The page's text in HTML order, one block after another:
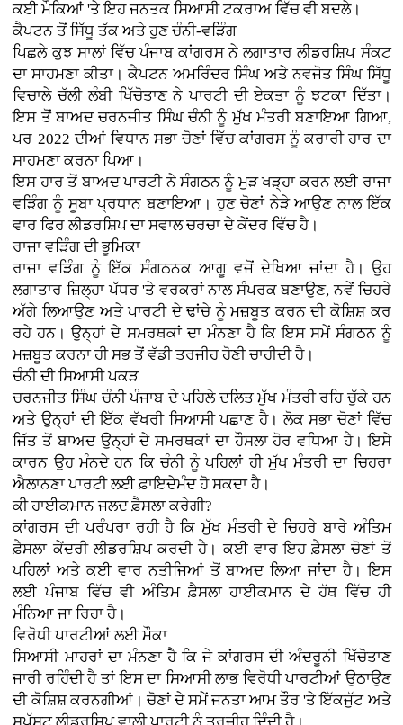
ਕਈ ਮੌਕਿਆਂ 'ਤੇ ਇਹ ਜਨਤਕ ਸਿਆਸੀ ਟਕਰਾਅ ਵਿੱਚ ਵੀ ਬਦਲੇ।
ਕੈਪਟਨ ਤੋਂ ਸਿੱਧੂ ਤੱਕ ਅਤੇ ਹੁਣ ਚੰਨੀ-ਵੜਿੰਗ
ਪਿਛਲੇ ਕੁਝ ਸਾਲਾਂ ਵਿੱਚ ਪੰਜਾਬ ਕਾਂਗਰਸ ਨੇ ਲਗਾਤਾਰ ਲੀਡਰਸ਼ਿਪ ਸੰਕਟ
ਦਾ ਸਾਹਮਣਾ ਕੀਤਾ। ਕੈਪਟਨ ਅਮਰਿੰਦਰ ਸਿੰਘ ਅਤੇ ਨਵਜੋਤ ਸਿੰਘ ਸਿੱਧੂ
ਵਿਚਾਲੇ ਚੱਲੀ ਲੰਬੀ ਖਿੱਚੋਤਾਣ ਨੇ ਪਾਰਟੀ ਦੀ ਏਕਤਾ ਨੂੰ ਝਟਕਾ ਦਿੱਤਾ।
ਇਸ ਤੋਂ ਬਾਅਦ ਚਰਨਜੀਤ ਸਿੰਘ ਚੰਨੀ ਨੂੰ ਮੁੱਖ ਮੰਤਰੀ ਬਣਾਇਆ ਗਿਆ,
ਪਰ 2022 ਦੀਆਂ ਵਿਧਾਨ ਸਭਾ ਚੋਣਾਂ ਵਿੱਚ ਕਾਂਗਰਸ ਨੂੰ ਕਰਾਰੀ ਹਾਰ ਦਾ
ਸਾਹਮਣਾ ਕਰਨਾ ਪਿਆ।
ਇਸ ਹਾਰ ਤੋਂ ਬਾਅਦ ਪਾਰਟੀ ਨੇ ਸੰਗਠਨ ਨੂੰ ਮੁੜ ਖੜ੍ਹਾ ਕਰਨ ਲਈ ਰਾਜਾ
ਵੜਿੰਗ ਨੂੰ ਸੂਬਾ ਪ੍ਰਧਾਨ ਬਣਾਇਆ। ਹੁਣ ਚੋਣਾਂ ਨੇੜੇ ਆਉਣ ਨਾਲ ਇੱਕ
ਵਾਰ ਫਿਰ ਲੀਡਰਸ਼ਿਪ ਦਾ ਸਵਾਲ ਚਰਚਾ ਦੇ ਕੇਂਦਰ ਵਿੱਚ ਹੈ।
ਰਾਜਾ ਵੜਿੰਗ ਦੀ ਭੂਮਿਕਾ
ਰਾਜਾ ਵੜਿੰਗ ਨੂੰ ਇੱਕ ਸੰਗਠਨਕ ਆਗੂ ਵਜੋਂ ਦੇਖਿਆ ਜਾਂਦਾ ਹੈ। ਉਹ
ਲਗਾਤਾਰ ਜ਼ਿਲ੍ਹਾ ਪੱਧਰ 'ਤੇ ਵਰਕਰਾਂ ਨਾਲ ਸੰਪਰਕ ਬਣਾਉਣ, ਨਵੇਂ ਚਿਹਰੇ
ਅੱਗੇ ਲਿਆਉਣ ਅਤੇ ਪਾਰਟੀ ਦੇ ਢਾਂਚੇ ਨੂੰ ਮਜ਼ਬੂਤ ਕਰਨ ਦੀ ਕੋਸ਼ਿਸ਼ ਕਰ
ਰਹੇ ਹਨ। ਉਨ੍ਹਾਂ ਦੇ ਸਮਰਥਕਾਂ ਦਾ ਮੰਨਣਾ ਹੈ ਕਿ ਇਸ ਸਮੇਂ ਸੰਗਠਨ ਨੂੰ
ਮਜ਼ਬੂਤ ਕਰਨਾ ਹੀ ਸਭ ਤੋਂ ਵੱਡੀ ਤਰਜੀਹ ਹੋਣੀ ਚਾਹੀਦੀ ਹੈ।
ਚੰਨੀ ਦੀ ਸਿਆਸੀ ਪਕੜ
ਚਰਨਜੀਤ ਸਿੰਘ ਚੰਨੀ ਪੰਜਾਬ ਦੇ ਪਹਿਲੇ ਦਲਿਤ ਮੁੱਖ ਮੰਤਰੀ ਰਹਿ ਚੁੱਕੇ ਹਨ
ਅਤੇ ਉਨ੍ਹਾਂ ਦੀ ਇੱਕ ਵੱਖਰੀ ਸਿਆਸੀ ਪਛਾਣ ਹੈ। ਲੋਕ ਸਭਾ ਚੋਣਾਂ ਵਿੱਚ
ਜਿੱਤ ਤੋਂ ਬਾਅਦ ਉਨ੍ਹਾਂ ਦੇ ਸਮਰਥਕਾਂ ਦਾ ਹੌਸਲਾ ਹੋਰ ਵਧਿਆ ਹੈ। ਇਸੇ
ਕਾਰਨ ਉਹ ਮੰਨਦੇ ਹਨ ਕਿ ਚੰਨੀ ਨੂੰ ਪਹਿਲਾਂ ਹੀ ਮੁੱਖ ਮੰਤਰੀ ਦਾ ਚਿਹਰਾ
ਐਲਾਨਣਾ ਪਾਰਟੀ ਲਈ ਫ਼ਾਇਦੇਮੰਦ ਹੋ ਸਕਦਾ ਹੈ।
ਕੀ ਹਾਈਕਮਾਨ ਜਲਦ ਫ਼ੈਸਲਾ ਕਰੇਗੀ?
ਕਾਂਗਰਸ ਦੀ ਪਰੰਪਰਾ ਰਹੀ ਹੈ ਕਿ ਮੁੱਖ ਮੰਤਰੀ ਦੇ ਚਿਹਰੇ ਬਾਰੇ ਅੰਤਿਮ
ਫ਼ੈਸਲਾ ਕੇਂਦਰੀ ਲੀਡਰਸ਼ਿਪ ਕਰਦੀ ਹੈ। ਕਈ ਵਾਰ ਇਹ ਫ਼ੈਸਲਾ ਚੋਣਾਂ ਤੋਂ
ਪਹਿਲਾਂ ਅਤੇ ਕਈ ਵਾਰ ਨਤੀਜਿਆਂ ਤੋਂ ਬਾਅਦ ਲਿਆ ਜਾਂਦਾ ਹੈ। ਇਸ
ਲਈ ਪੰਜਾਬ ਵਿੱਚ ਵੀ ਅੰਤਿਮ ਫ਼ੈਸਲਾ ਹਾਈਕਮਾਨ ਦੇ ਹੱਥ ਵਿੱਚ ਹੀ
ਮੰਨਿਆ ਜਾ ਰਿਹਾ ਹੈ।
ਵਿਰੋਧੀ ਪਾਰਟੀਆਂ ਲਈ ਮੌਕਾ
ਸਿਆਸੀ ਮਾਹਰਾਂ ਦਾ ਮੰਨਣਾ ਹੈ ਕਿ ਜੇ ਕਾਂਗਰਸ ਦੀ ਅੰਦਰੂਨੀ ਖਿੱਚੋਤਾਣ
ਜਾਰੀ ਰਹਿੰਦੀ ਹੈ ਤਾਂ ਇਸ ਦਾ ਸਿਆਸੀ ਲਾਭ ਵਿਰੋਧੀ ਪਾਰਟੀਆਂ ਉਠਾਉਣ
ਦੀ ਕੋਸ਼ਿਸ਼ ਕਰਨਗੀਆਂ। ਚੋਣਾਂ ਦੇ ਸਮੇਂ ਜਨਤਾ ਆਮ ਤੌਰ 'ਤੇ ਇੱਕਜੁੱਟ ਅਤੇ